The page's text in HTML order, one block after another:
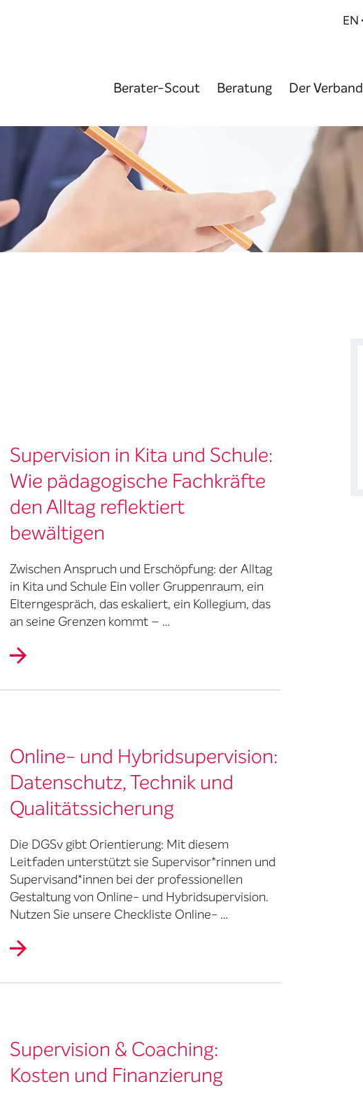
EN
Berater-Scout Beratung Der Verband
Supervision in Kita und Schule:
Wie pädagogische Fachkräfte
den Alltag reflektiert
bewältigen
Zwischen Anspruch und Erschöpfung: der Alltag
in Kita und Schule Ein voller Gruppenraum, ein
Elterngespräch, das eskaliert, ein Kollegium, das
an seine Grenzen kommt – …
Online- und Hybridsupervision:
Datenschutz, Technik und
Qualitätssicherung
Die DGSv gibt Orientierung: Mit diesem
Leitfaden unterstützt sie Supervisor*rinnen und
Supervisand*innen bei der professionellen
Gestaltung von Online- und Hybridsupervision.
Nutzen Sie unsere Checkliste Online- …
Supervision & Coaching:
Kosten und Finanzierung